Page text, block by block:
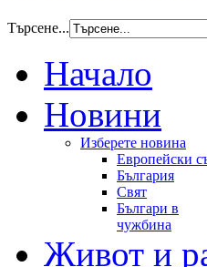
Търсене...
Начало
Новини
Изберете новина
Европейски
България
Свят
Българи в
чужбина
Живот и